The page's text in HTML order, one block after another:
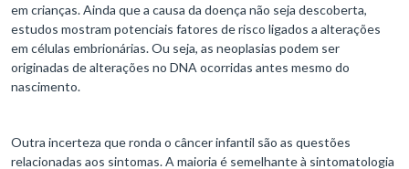
em crianças. Ainda que a causa da doença não seja descoberta,
estudos mostram potenciais fatores de risco ligados a alterações
em células embrionárias. Ou seja, as neoplasias podem ser
originadas de alterações no DNA ocorridas antes mesmo do
nascimento.
Outra incerteza que ronda o câncer infantil são as questões
relacionadas aos sintomas. A maioria é semelhante à sintomatologia